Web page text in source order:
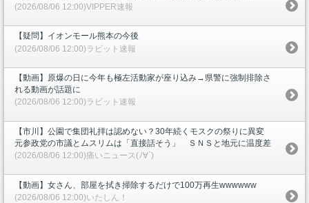
(2026/08/06 12:00)VIPPER速報
【疑問】イオンモール熊本の今後
(2026/08/06 12:00)ラビット速報
【動画】原爆の日に今年も極左活動家が座り込み→県警に強制排除さ
れる動画が話題に
(2026/08/06 12:00)ラビット速報
【市川】公園で集団礼拝は認めない？30年続くモスクの祭りに異変
元参政党の市議とムスリムは「直接話そう」 ＳＮＳと地元に温度差
(2026/08/06 12:00)痛いニュース(ﾉ∀`)
【動画】女さん、部屋を拭き掃除するだけで100万再生wwwwww
(2026/08/06 12:00)いたしん！